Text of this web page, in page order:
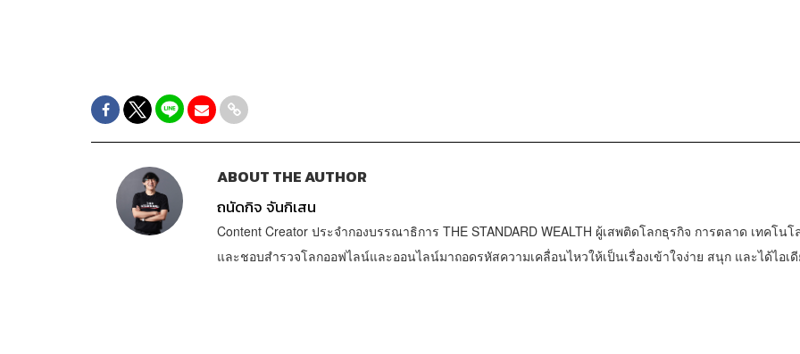
ABOUT THE AUTHOR
ถนัดกิจ จันกิเสน
Content Creator ประจำกองบรรณาธิการ THE STANDARD WEALTH ผู้เสพติดโลกธุรกิจ การตลาด เทคโนโ
และชอบสำรวจโลกออฟไลน์และออนไลน์มาถอดรหัสความเคลื่อนไหวให้เป็นเรื่องเข้าใจง่าย สนุก และได้ไอเ